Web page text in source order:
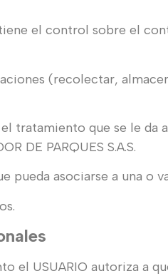
tiene el control sobre el
(recolectar,
tratamiento que se le da
DE PARQUES S.A.S.
pueda asociarse a una o
USUARIO autoriza a